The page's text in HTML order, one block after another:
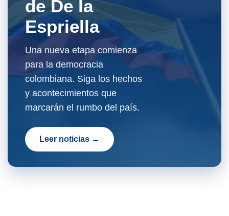
de De la
Espriella
Una nueva etapa comienza
para la democracia
colombiana. Siga los hechos
y acontecimientos que
marcarán el rumbo del país.
Leer noticias →